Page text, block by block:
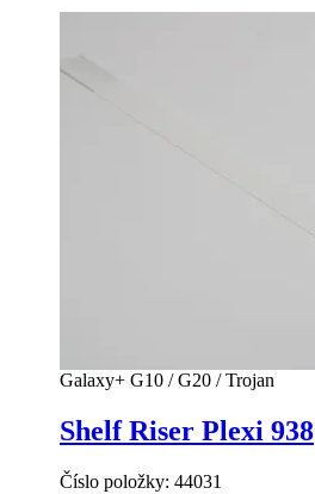
Galaxy+ G10 / G20 / Trojan
Shelf Riser Plexi 938
Číslo položky: 44031